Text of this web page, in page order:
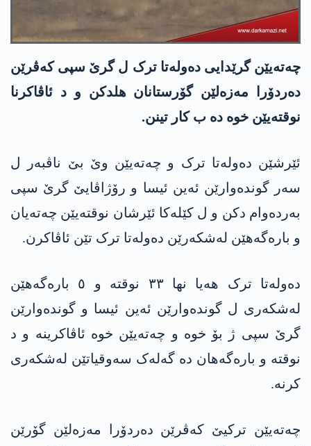
چەتەیێن گرێدایی دەولەتا ترک ل گرێ سپی کەڤرێن
دەردۆرا مەزەلێن گۆرستانان ھلدکن و د ئاڤاکرنا
نوقتەیێن خوە دە ب کار تینن.
ئێرشێن دەولەتا ترک و چەتەیێن وێ بێ ناڤبەر ل
سەر گوندەوارێن ئەین ئیسا و رۆژاڤایێ گرێ سپی
بەردەوام دکن و ل کێلەکا ئێرشان نوقتەیێن چەتەیان
و بارەگەھێن لەشکەرێن دەولەتا ترک تێن ئاڤاکرن.
دەولەتا ترک ھەیا نھا ٣٣ نوقتە و ٥ بارەگەھێن
لەشکەری ل گوندەوارێن ئەین ئیسا و گوندەوارێن
گرێ سپی ژ بۆ خوە و چەتەیێن خوە ئاڤاکرینە و د
نوقتە و بارەگەھان دە گەلەک سەوقیاتێن لەشکەری
کرنە.
چەتەیێن ترکیێ کەڤرێن دەردۆرا مەزەلێن گۆرێن